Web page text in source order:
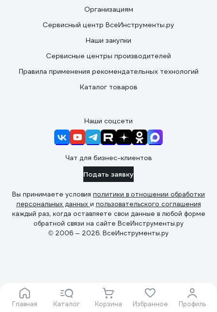
Главная Каталог Корзина Избранное Профиль
Организациям
Сервисный центр ВсеИнструменты.ру
Наши закупки
Сервисные центры производителей
Правила применения рекомендательных технологий
Каталог товаров
Наши соцсети
Чат для бизнес-клиентов
Подать заявку
Вы принимаете условия политики в отношении обработки
персональных данных и пользовательского соглашения
каждый раз, когда оставляете свои данные в любой форме
обратной связи на сайте ВсеИнструменты.ру
© 2006 — 2026. ВсеИнструменты.ру